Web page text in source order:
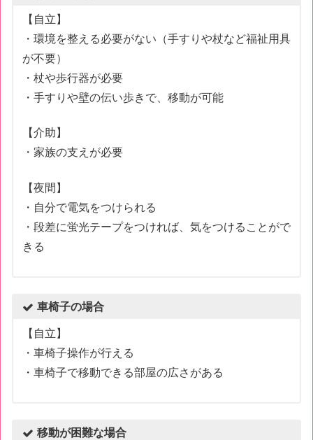
【自立】
・環境を整える必要がない（手すりや杖など福祉用具
が不要）
・杖や歩行器が必要
・手すりや壁の伝い歩きで、移動が可能
【介助】
・家族の支えが必要
【夜間】
・自分で電気をつけられる
・段差に蛍光テープをつければ、気をつけることがで
きる
車椅子の場合
【自立】
・車椅子操作が行える
・車椅子で移動できる部屋の広さがある
移動が困難な場合